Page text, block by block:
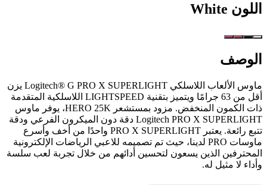
اللون White
الوصف
ماوس الألعاب اللاسلكي Logitech® G PRO X SUPERLIGHT يزن
أقل من 63 جرامًا ويتميز بتقنية LIGHTSPEED اللاسلكية المتقدمة
ذات الكمون المنخفض. مزود بمستشعر HERO 25K، يوفر ماوس
Logitech PRO X SUPERLIGHT دقة دون الميكرون الفرعي ودقة
تتبع رائعة. يعتبر PRO X SUPERLIGHT واحدًا من أخف وأسرع
ماوسات PRO لدينا، حيث تم تصميمه للاعبي الرياضات الإلكترونية
المحترفين الذين يسعون لتحسين أدائهم من خلال تجربة لعب سلسة
وأداء لا مثيل له.